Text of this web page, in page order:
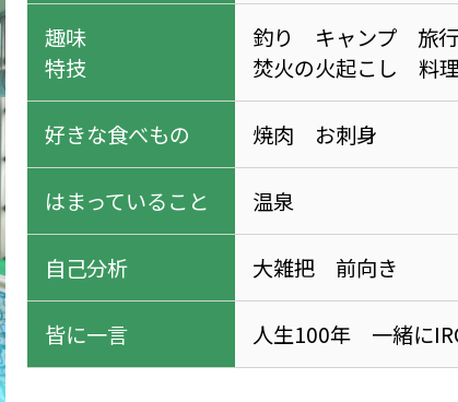
趣味
特技
釣り キャンプ 旅行
焚火の火起こし 料
好きな食べもの 焼肉 お刺身
はまっていること 温泉
自己分析 大雑把 前向き
皆に一言 人生100年 一緒に